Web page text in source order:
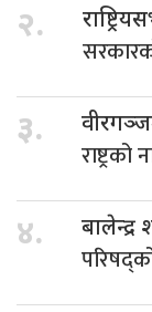
२.
३.
४. बालेन्द्र